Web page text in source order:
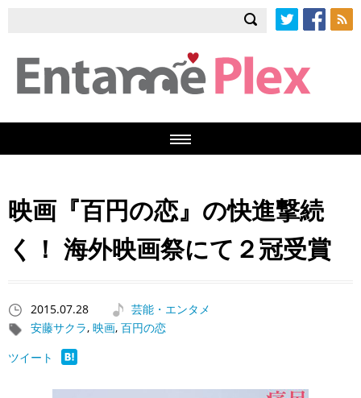
映画『百円の恋』の快進撃続
く！ 海外映画祭にて２冠受賞
2015.07.28
芸能・エンタメ
安藤サクラ, 映画, 百円の恋
ツイート